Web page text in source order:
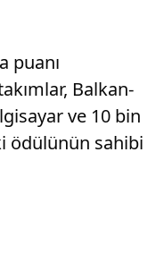
puanı
Balkan-
ve 10 bin
ödülünün sahibi